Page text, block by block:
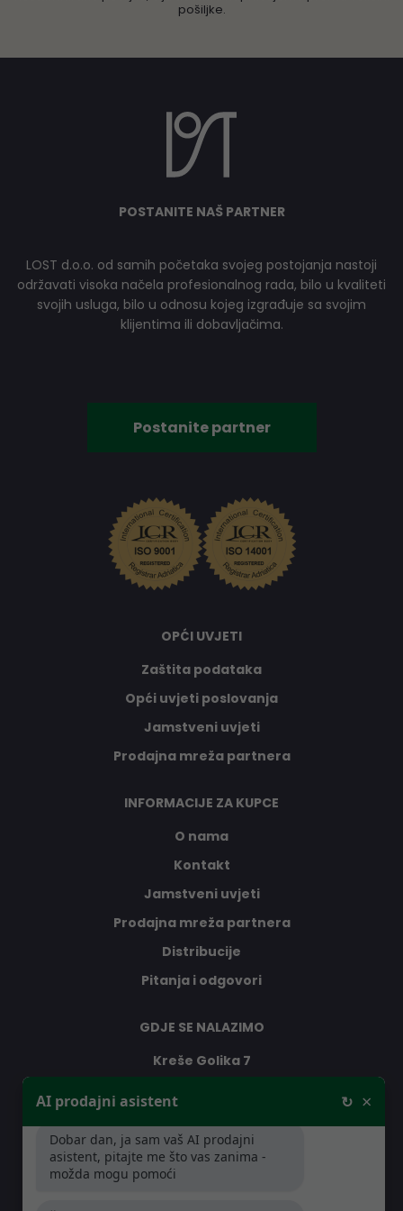
pošiljke.
POSTANITE NAŠ PARTNER
LOST d.o.o. od samih početaka svojeg postojanja nastoji
održavati visoka načela profesionalnog rada, bilo u kvaliteti
svojih usluga, bilo u odnosu kojeg izgrađuje sa svojim
klijentima ili dobavljačima.
Postanite partner
OPĆI UVJETI
Zaštita podataka
Opći uvjeti poslovanja
Jamstveni uvjeti
Prodajna mreža partnera
INFORMACIJE ZA KUPCE
O nama
Kontakt
Jamstveni uvjeti
Prodajna mreža partnera
Distribucije
Pitanja i odgovori
GDJE SE NALAZIMO
Kreše Golika 7
RADNO VRIJEME
AI prodajni asistent ↻ ×
Dobar dan, ja sam vaš AI prodajni
asistent, pitajte me što vas zanima -
možda mogu pomoći